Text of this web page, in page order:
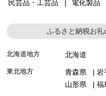
民芸品・工芸品
電化製品
ふるさと納税お
北海道地方 北海道
東北地方 青森県 岩
山形県
福